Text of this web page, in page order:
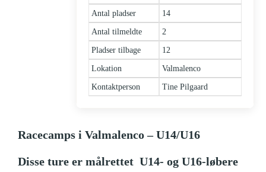
Antal pladser 14
Antal tilmeldte 2
Pladser tilbage 12
Lokation Valmalenco
Kontaktperson Tine Pilgaard
Racecamps i Valmalenco – U14/U16
Disse ture er målrettet U14- og U16-løbere